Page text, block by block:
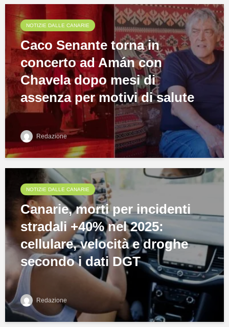
NOTIZIE DALLE CANARIE
Caco Senante torna in
concerto ad Amán con
Chavela dopo mesi di
assenza per motivi di salute
Redazione
NOTIZIE DALLE CANARIE
Canarie, morti per incidenti
stradali +40% nel 2025:
cellulare, velocità e droghe
secondo i dati DGT
Redazione